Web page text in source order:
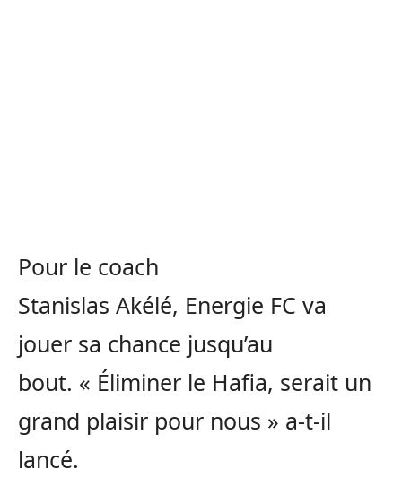
Pour le coach
Stanislas Akélé, Energie FC va
jouer sa chance jusqu’au
bout. « Éliminer le Hafia, serait un
grand plaisir pour nous » a-t-il
lancé.